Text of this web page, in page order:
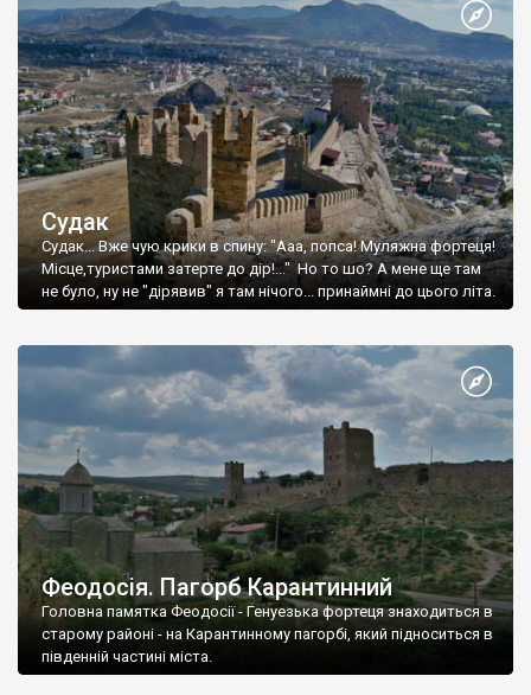
Судак
Судак... Вже чую крики в спину: "Ааа, попса! Муляжна фортеця!
Місце,туристами затерте до дір!..." Но то шо? А мене ще там
не було, ну не "дірявив" я там нічого... принаймні до цього літа.
Феодосія. Пагорб Карантинний
Головна памятка Феодосії - Генуезька фортеця знаходиться в
старому районі - на Карантинному пагорбі, який підноситься в
південній частині міста.